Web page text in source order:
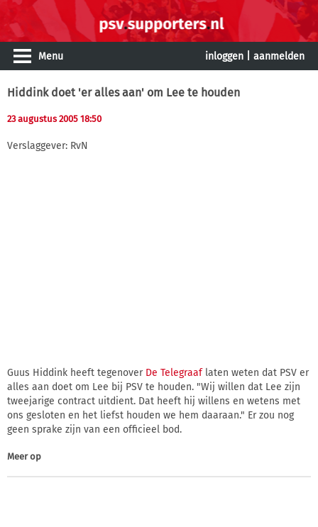
Menu inloggen aanmelden
Hiddink doet 'er alles aan' om Lee te houden
23 augustus 2005 18:50
Verslaggever: RvN
Guus Hiddink heeft tegenover De Telegraaflaten weten dat PSV er
alles aan doet om Lee bij PSV te houden. "Wij willen dat Lee zijn
tweejarige contract uitdient. Dat heeft hij willens en wetens met
ons gesloten en het liefst houden we hem daaraan." Er zou nog
geen sprake zijn van een officieel bod.
Meer op